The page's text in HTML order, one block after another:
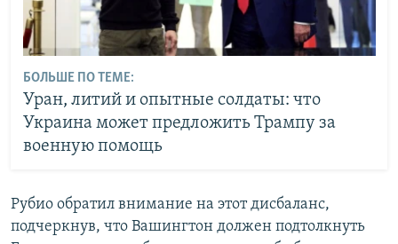
БОЛЬШЕ ПО ТЕМЕ:
Уран, литий и опытные солдаты: что
Украина может предложить Трампу за
военную помощь
Рубио обратил внимание на этот дисбаланс,
подчеркнув, что Вашингтон должен подтолкнуть